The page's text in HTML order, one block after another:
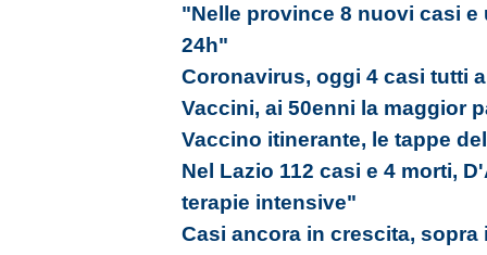
"Nelle province 8 nuovi casi
24h"
Coronavirus, oggi 4 casi tutti
Vaccini, ai 50enni la maggior
Vaccino itinerante, le tappe
Nel Lazio 112 casi e 4 morti,
terapie intensive"
Casi ancora in crescita,